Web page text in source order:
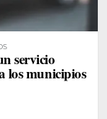
servicio
los municipios